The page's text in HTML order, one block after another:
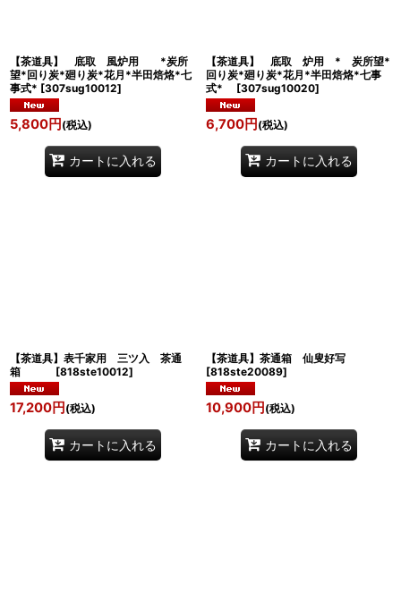
【茶道具】 底取 風炉用 *炭所
望*回り炭*廻り炭*花月*半田焙烙*七
事式* [307sug10012]
5,800円 (税込)
カートに入れる
【茶道具】 底取 炉用 * 炭所望*
回り炭*廻り炭*花月*半田焙烙*七事
式*
[307sug10020]
6,700円 (税込)
カートに入れる
【茶道具】表千家用 三ツ入 茶通
箱
[818ste10012]
17,200円 (税込)
カートに入れる
【茶道具】茶通箱 仙叟好写
[818ste20089]
10,900円 (税込)
カートに入れる